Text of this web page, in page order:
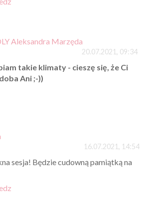
Aleksandra Marzęda
20.07.2021, 09:34
takie klimaty - cieszę się, że Ci
Ani ;-))
16.07.2021, 14:54
sesja! Będzie cudowną pamiątką na